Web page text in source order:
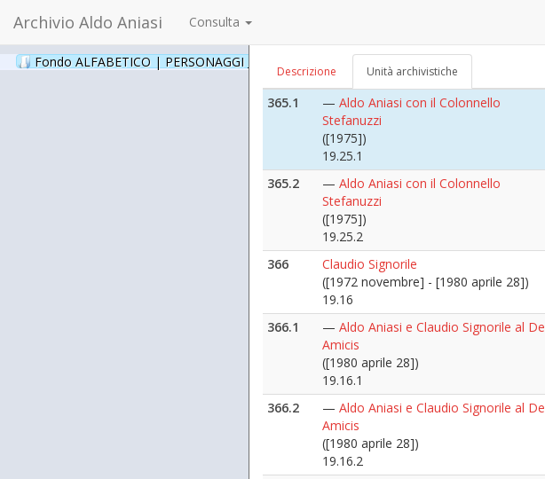
Archivio Aldo Aniasi Consulta
Fondo ALFABETICO | PERSONAGGI _ Archivio Fotografico
Descrizione Unità archivistiche
([1975])
19.25
365.1
— Aldo Aniasi con il Colonnello
Stefanuzzi
([1975])
19.25.1
365.2
— Aldo Aniasi con il Colonnello
Stefanuzzi
([1975])
19.25.2
366
Claudio Signorile
([1972 novembre] - [1980 aprile 28])
19.16
366.1
— Aldo Aniasi e Claudio Signorile al De
Amicis
([1980 aprile 28])
19.16.1
366.2
— Aldo Aniasi e Claudio Signorile al De
Amicis
([1980 aprile 28])
19.16.2